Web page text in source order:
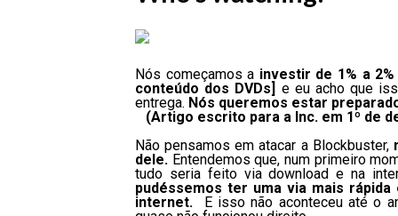
Nós começamos a investir de 1% a
conteúdo dos DVDs] e eu acho que
entrega. Nós queremos estar
(Artigo escrito para a Inc. em 1º de
Não pensamos em atacar a Blockbuster,
dele. Entendemos que, num primeiro
tudo seria feito via download e na
pudéssemos ter uma via mais
internet.
E isso não aconteceu até o